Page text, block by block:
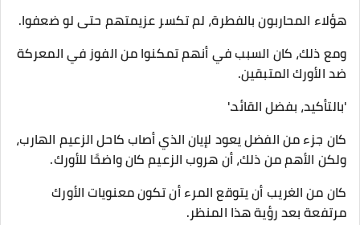
هؤلاء المحاربون بالفطرة، لم تكسر عزيمتهم حتى لو ضعفوا.
ومع ذلك، كان السبب في أنهم تمكنوا من الفوز في المعركة
ضد الأورك المتبقين.
'بالتأكيد، بفضل القائد.'
كان جزء من الفضل يعود لإيان الذي أصاب كاحل الزعيم الهارب،
ولكن الأهم من ذلك، أن هروب الزعيم كان واضحًا للأورك.
كان من الغريب أن يتوقع المرء أن تكون معنويات الأورك
مرتفعة بعد رؤية هذا المنظر.